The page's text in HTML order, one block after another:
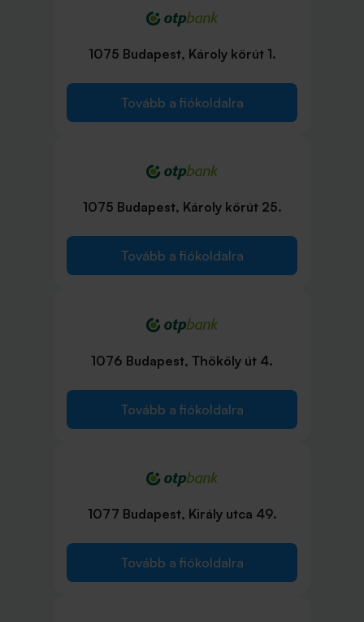
1075 Budapest, Károly körút 1.
Tovább a fiókoldalra
1075 Budapest, Károly körút 25.
Tovább a fiókoldalra
1076 Budapest, Thököly út 4.
Tovább a fiókoldalra
1077 Budapest, Király utca 49.
Tovább a fiókoldalra